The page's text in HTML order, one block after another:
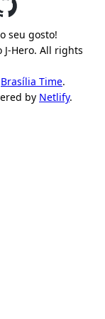
seu gosto!
J-Hero. All rights
Brasília Time.
by Netlify.